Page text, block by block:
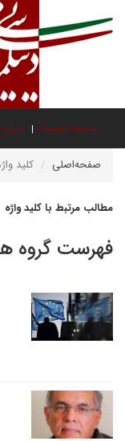
صفحه نخست
صفحه‌اصلی کلید
مطالب مرتبط با کلید واژه
فهرست گروه